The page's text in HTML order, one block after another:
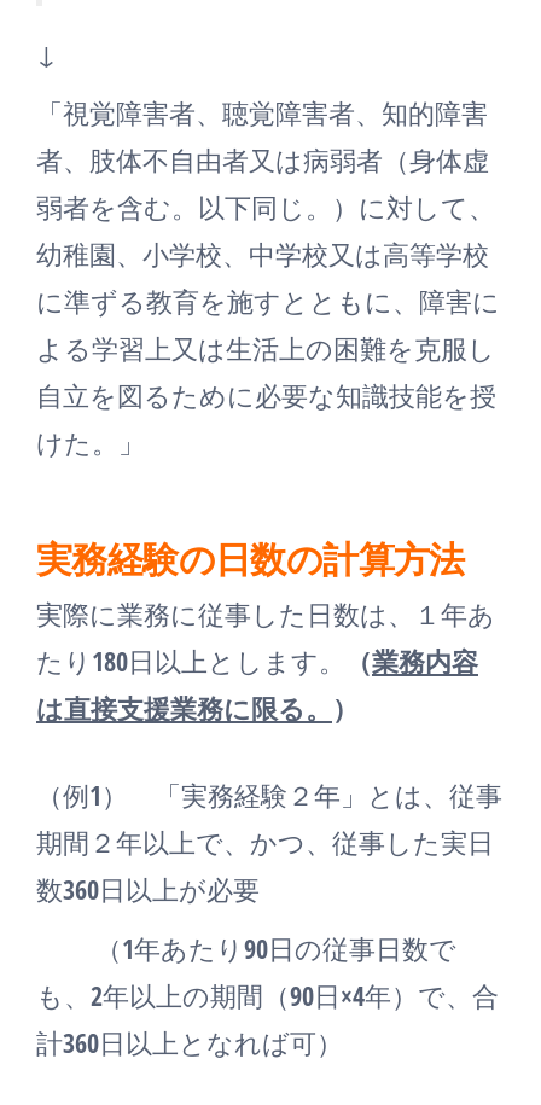
↓
「視覚障害者、聴覚障害者、知的障害
者、肢体不自由者又は病弱者（身体虚
弱者を含む。以下同じ。）に対して、
幼稚園、小学校、中学校又は高等学校
に準ずる教育を施すとともに、障害に
よる学習上又は生活上の困難を克服し
自立を図るために必要な知識技能を授
けた。」
実務経験の日数の計算方法
実際に業務に従事した日数は、１年あ
たり180日以上とします。
（業務内容
は直接支援業務に限る。 ）
（例1） 「実務経験２年」とは、従事
期間２年以上で、かつ、従事した実日
数360日以上が必要
（1年あたり90日の従事日数で
も、2年以上の期間（90日×4年）で、合
計360日以上となれば可）